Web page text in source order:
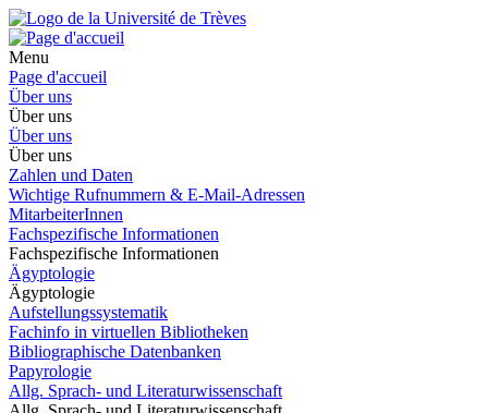
Menu
Page d'accueil
Über uns
Über uns
Über uns
Über uns
Zahlen und Daten
Wichtige Rufnummern & E-Mail-Adressen
MitarbeiterInnen
Fachspezifische Informationen
Fachspezifische Informationen
Ägyptologie
Ägyptologie
Aufstellungssystematik
Fachinfo in virtuellen Bibliotheken
Bibliographische Datenbanken
Papyrologie
Allg. Sprach- und Literaturwissenschaft